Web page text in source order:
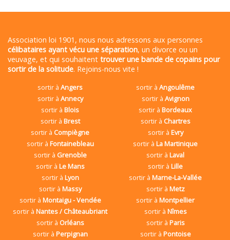
Association loi 1901, nous nous adressons aux personnes
célibataires ayant vécu une séparation, un divorce ou un
veuvage, et qui souhaitent trouver une bande de copains pour
sortir de la solitude. Rejoins-nous vite !
sortir àAngers sortir àAngoulême
sortir à Annecy sortir à Avignon
sortir àBlois sortir àBordeaux
sortir à Brest sortir à Chartres
sortir à Compiègne sortir à Evry
sortir à Fontainebleau sortir àLa Martinique
sortir à Grenoble sortir àLaval
sortir à Le Mans sortir àLille
sortir à Lyon sortir àMarne-La-Vallée
sortir à Massy sortir à Metz
sortir à Montaigu - Vendée sortir àMontpellier
sortir àNantes / Châteaubriant sortir à Nîmes
sortir à Orléans sortir à Paris
sortir à Perpignan sortir à Pontoise